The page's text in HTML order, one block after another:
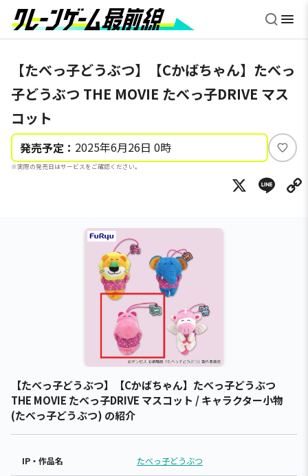
【たべっ子どうぶつ】【Cかばちゃん】たべっ
子どうぶつ THE MOVIE たべっ子DRIVE マス
コット
発売予定： 2025年6月26日 0時
※実際の発売日はサービスをご確認ください。
い
ね
X
【たべっ子どうぶつ】【Cかばちゃん】たべっ子どうぶつ
THE MOVIE たべっ子DRIVE マスコット / キャラクター小物
(たべっ子どうぶつ) の紹介
IP・作品名 たべっ子どうぶつ